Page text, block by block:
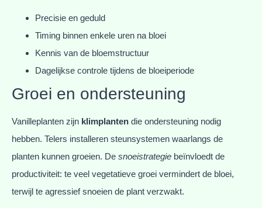
Precisie en geduld
Timing binnen enkele uren na bloei
Kennis van de bloemstructuur
Dagelijkse controle tijdens de bloeiperiode
Groei en ondersteuning
Vanilleplanten zijn klimplanten die ondersteuning nodig
hebben. Telers installeren steunsystemen waarlangs de
planten kunnen groeien. De snoeistrategie beïnvloedt de
productiviteit: te veel vegetatieve groei vermindert de bloei,
terwijl te agressief snoeien de plant verzwakt.